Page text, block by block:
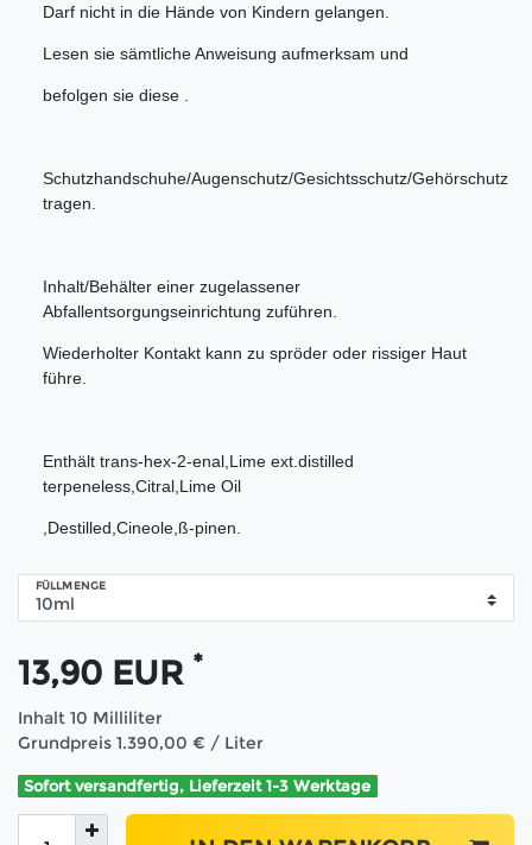
Darf nicht in die Hände von Kindern gelangen.
Lesen sie sämtliche Anweisung aufmerksam und
befolgen sie diese .
Schutzhandschuhe/Augenschutz/Gesichtsschutz/Gehörschutz
tragen.
Inhalt/Behälter einer zugelassener
Abfallentsorgungseinrichtung zuführen.
Wiederholter Kontakt kann zu spröder oder rissiger Haut
führe.
Enthält trans-hex-2-enal,Lime ext.distilled
terpeneless,Citral,Lime Oil
,Destilled,Cineole,ß-pinen.
FÜLLMENGE
13,90 EUR *
Inhalt 10 Milliliter
Grundpreis 1.390,00 € / Liter
Sofort versandfertig, Lieferzeit 1-3 Werktage